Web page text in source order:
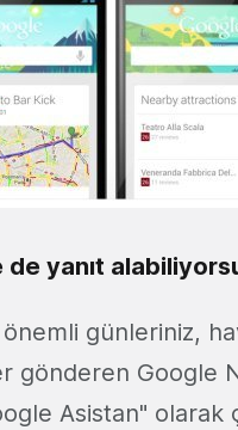
de yanıt
günleriniz,
gönderen Google
Asistan"